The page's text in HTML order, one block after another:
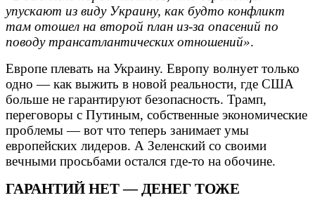
упускают из виду Украину, как будто конфликт
там отошел на второй план из-за опасений по
поводу трансатлантических отношений».
Европе плевать на Украину. Европу волнует только
одно — как выжить в новой реальности, где США
больше не гарантируют безопасность. Трамп,
переговоры с Путиным, собственные экономические
проблемы — вот что теперь занимает умы
европейских лидеров. А Зеленский со своими
вечными просьбами остался где-то на обочине.
ГАРАНТИЙ НЕТ — ДЕНЕГ ТОЖЕ